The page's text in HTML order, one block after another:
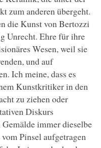
zum anderen übergeht.
die Kunst von Bertozzi
Unrecht. Ehre für ihre
Wesen, weil sie
und auf
Ich meine, dass es
Kunstkritiker in den
zu ziehen oder
Diskurs
Gemälde immer dieselbe
Pinsel aufgetragen